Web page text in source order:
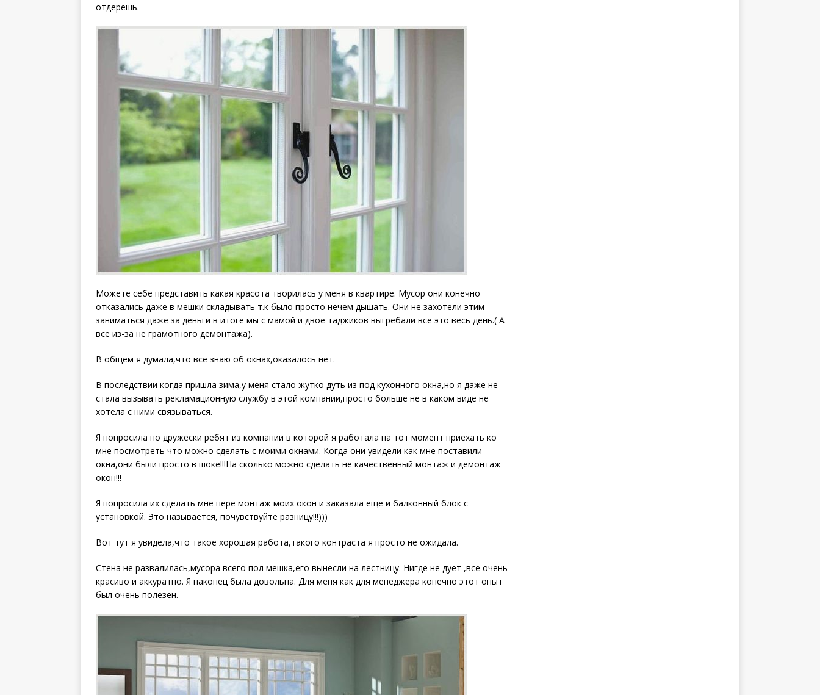
отдерешь.
Можете себе представить какая красота творилась у меня в квартире. Мусор они конечно
отказались даже в мешки складывать т.к было просто нечем дышать. Они не захотели этим
заниматься даже за деньги в итоге мы с мамой и двое таджиков выгребали все это весь день.( А
все из-за не грамотного демонтажа).
В общем я думала,что все знаю об окнах,оказалось нет.
В последствии когда пришла зима,у меня стало жутко дуть из под кухонного окна,но я даже не
стала вызывать рекламационную службу в этой компании,просто больше не в каком виде не
хотела с ними связываться.
Я попросила по дружески ребят из компании в которой я работала на тот момент приехать ко
мне посмотреть что можно сделать с моими окнами. Когда они увидели как мне поставили
окна,они были просто в шоке!!!На сколько можно сделать не качественный монтаж и демонтаж
окон!!!
Я попросила их сделать мне пере монтаж моих окон и заказала еще и балконный блок с
установкой. Это называется, почувствуйте разницу!!!)))
Вот тут я увидела,что такое хорошая работа,такого контраста я просто не ожидала.
Стена не развалилась,мусора всего пол мешка,его вынесли на лестницу. Нигде не дует ,все очень
красиво и аккуратно. Я наконец была довольна. Для меня как для менеджера конечно этот опыт
был очень полезен.